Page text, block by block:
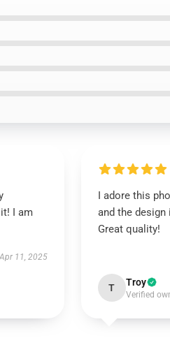
I am
Apr 11, 2025
I adore this
and the
Great quality!
T Troy
Verified